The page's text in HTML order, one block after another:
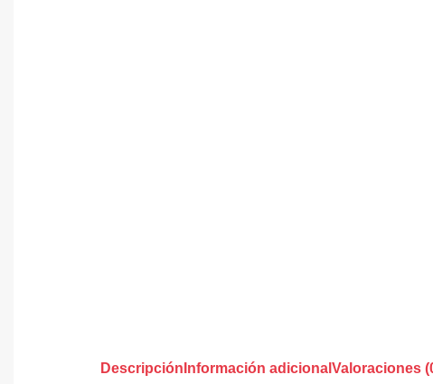
Descripción Información adicional Valoraciones